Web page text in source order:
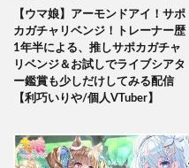
【ウマ娘】アーモンドアイ！サポ
カガチャリベンジ！トレーナー歴
1年半による、推しサポカガチャ
リベンジ＆お試しでライブシアタ
ー鑑賞も少しだけしてみる配信
【利巧いりや/個人VTuber】